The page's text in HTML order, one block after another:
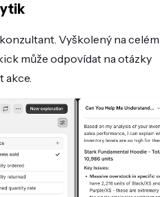
Vyškolený na celém
může odpovídat na otázky
akce.